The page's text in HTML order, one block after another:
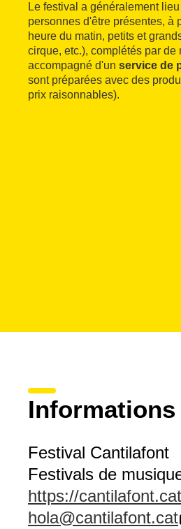
Le festival a généralement
personnes d'être présentes, à
heure du matin, petits et
cirque, etc.), complétés par
accompagné d'un service de
sont préparées avec des
prix raisonnables).
Festival Cantilafont
Festivals de
https://cantilafont.cat
hola@cantilafont.cat